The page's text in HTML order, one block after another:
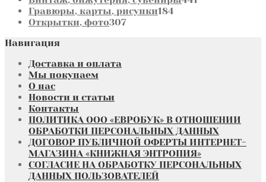
Гравюры, карты, рисунки184
Открытки, фото307307
Навигация
Доставка и оплата
Мы покупаем
О нас
Новости и статьи
Контакты
ПОЛИТИКА ООО «ЕВРОБУК» В ОТНОШЕНИИ
ОБРАБОТКИ ПЕРСОНАЛЬНЫХ ДАННЫХ
ДОГОВОР ПУБЛИЧНОЙ ОФЕРТЫ ИНТЕРНЕТ-
МАГАЗИНА «КНИЖНАЯ ЭНТРОПИЯ»
СОГЛАСИЕ НА ОБРАБОТКУ ПЕРСОНАЛЬНЫХ
ДАННЫХ ПОЛЬЗОВАТЕЛЕЙ